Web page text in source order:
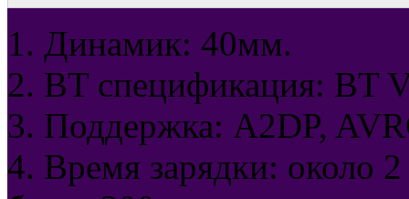
1. Динамик: 40мм.
2. BT спецификация: BT
3. Поддержка: A2DP,
4. Время зарядки: около